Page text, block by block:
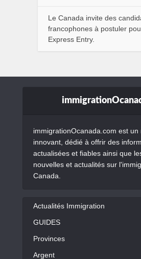
Le Canada invite des
francophones à postuler
Express Entry.
immigrationOcanada.com est un
innovant, dédié à offrir des
actualisées et fiables ainsi que
nouvelles et actualités sur
Canada.
Actualités Immigration
GUIDES
Provinces
Argent